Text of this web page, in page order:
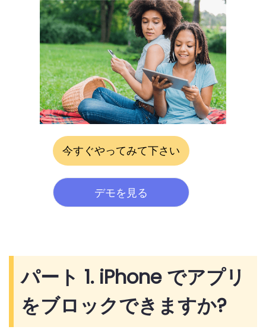
今すぐやってみて下さい
デモを見る
パート 1. iPhone でアプリ
をブロックできますか?